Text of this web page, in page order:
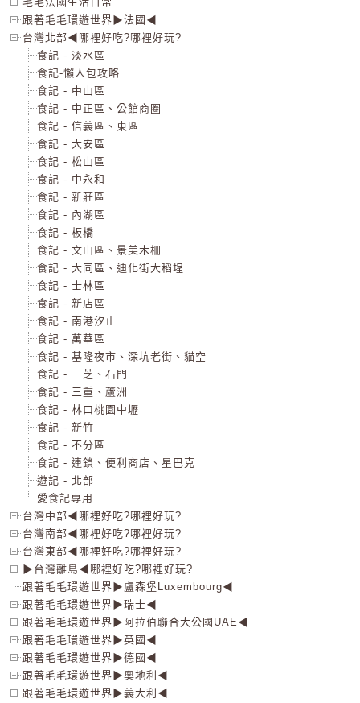
跟著毛毛環遊世界▶法國◀
台灣北部◀哪裡好吃?哪裡好玩?
食記 - 淡水區
食記-懶人包攻略
食記 - 中山區
食記 - 中正區、公館商圈
食記 - 信義區、東區
食記 - 大安區
食記 - 松山區
食記 - 中永和
食記 - 新莊區
食記 - 內湖區
食記 - 板橋
食記 - 文山區、景美木柵
食記 - 大同區、迪化街大稻埕
食記 - 士林區
食記 - 新店區
食記 - 南港汐止
食記 - 萬華區
食記 - 基隆夜市、深坑老街、貓空
食記 - 三芝、石門
食記 - 三重、蘆洲
食記 - 林口桃園中壢
食記 - 新竹
食記 - 不分區
食記 - 連鎖、便利商店、星巴克
遊記 - 北部
愛食記專用
台灣中部◀哪裡好吃?哪裡好玩?
台灣南部◀哪裡好吃?哪裡好玩?
台灣東部◀哪裡好吃?哪裡好玩?
▶台灣離島◀哪裡好吃?哪裡好玩?
跟著毛毛環遊世界▶盧森堡Luxembourg◀
跟著毛毛環遊世界▶瑞士◀
跟著毛毛環遊世界▶阿拉伯聯合大公國UAE◀
跟著毛毛環遊世界▶英國◀
跟著毛毛環遊世界▶德國◀
跟著毛毛環遊世界▶奧地利◀
跟著毛毛環遊世界▶義大利◀